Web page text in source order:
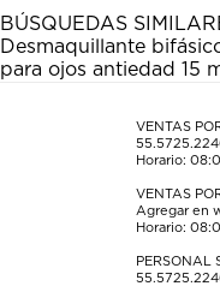
BÚSQUEDAS
Desmaquillante
para ojos antiedad 15
VENTAS
Horario:
VENTAS
Agregar en
Horario:
PERSONAL